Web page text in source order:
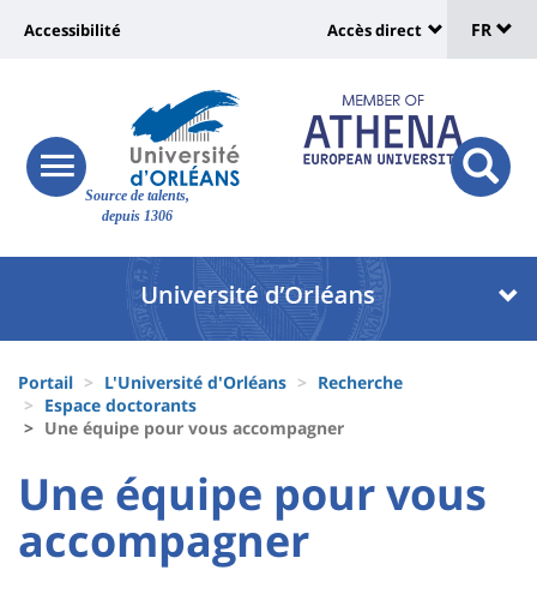
Site
Source de talents,
depuis 1306
Université
Recherche
responsive
menu
button
Université
vers
page
accessibilité
Accessibilité
:
Shortcut
links
Accès direct
de
FR
Université
Block
liste
des
composantes
d'Ariane
Portail L'Université d'Orléans
Recherche
Espace doctorants
Une équipe pour vous accompagner
University
:
Sidebar
University
:
Main
Titre
Une équipe pour vous
accompagner